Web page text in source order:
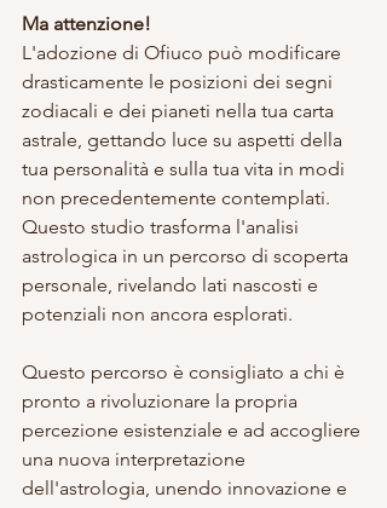
Ma attenzione!
L'adozione di Ofiuco può modificare
drasticamente le posizioni dei segni
zodiacali e dei pianeti nella tua carta
astrale, gettando luce su aspetti della
tua personalità e sulla tua vita in modi
non precedentemente contemplati.
Questo studio trasforma l'analisi
astrologica in un percorso di scoperta
personale, rivelando lati nascosti e
potenziali non ancora esplorati.
Questo percorso è consigliato a chi è
pronto a rivoluzionare la propria
percezione esistenziale e ad accogliere
una nuova interpretazione
dell'astrologia, unendo innovazione e